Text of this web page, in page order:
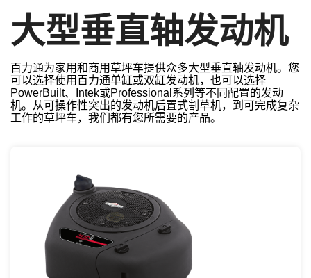
大型垂直轴发动机
百力通为家用和商用草坪车提供众多大型垂直轴发动机。您
可以选择使用百力通单缸或双缸发动机，也可以选择
PowerBuilt、Intek或Professional系列等不同配置的发动
机。从可操作性突出的发动机后置式割草机，到可完成复杂
工作的草坪车，我们都有您所需要的产品。